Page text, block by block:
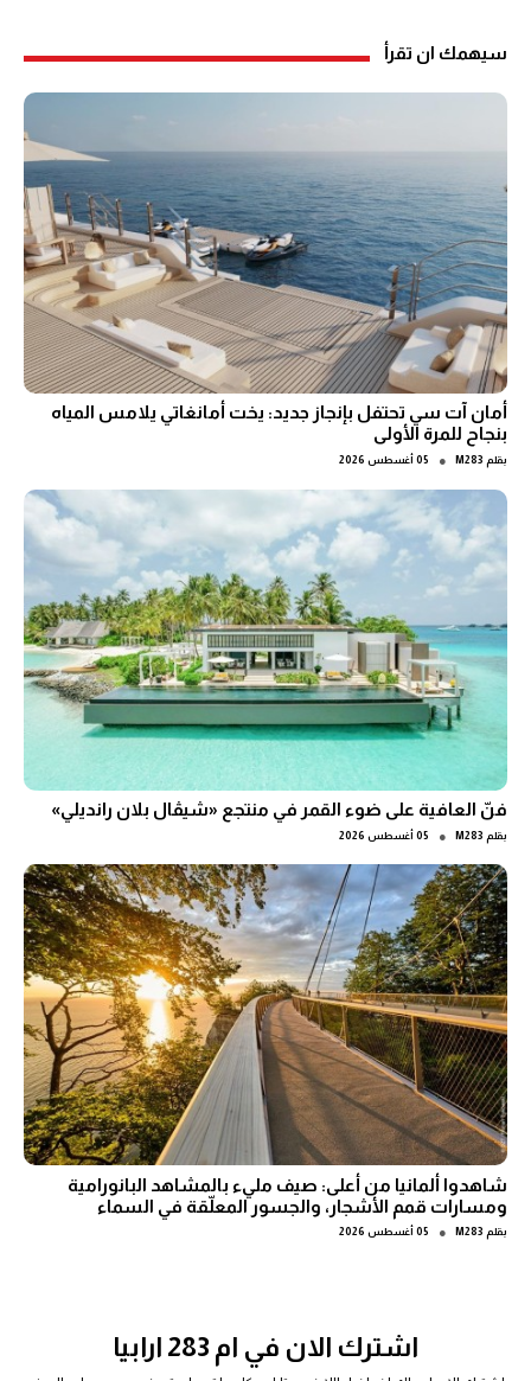
سيهمك ان تقرأ
أمان آت سي تحتفل بإنجاز جديد: يخت أمانغاتي يلامس المياه
بنجاح للمرة الأولى
بقلم M283
● 05 أغسطس 2026
فنّ العافية على ضوء القمر في منتجع «شيڤال بلان رانديلي»
بقلم M283
● 05 أغسطس 2026
شاهدوا ألمانيا من أعلى: صيف مليء بالمشاهد البانورامية
ومسارات قمم الأشجار، والجسور المعلّقة في السماء
بقلم M283
● 05 أغسطس 2026
اشترك الان في ام 283 ارابيا